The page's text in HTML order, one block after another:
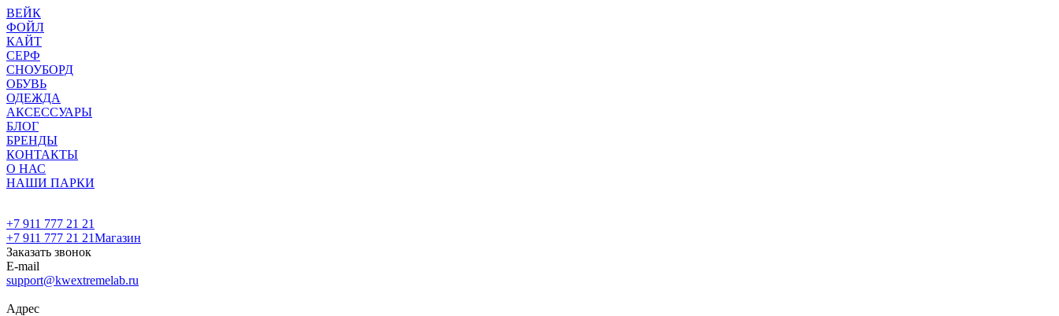
ВЕЙК
ФОЙЛ
КАЙТ
СЕРФ
СНОУБОРД
ОБУВЬ
ОДЕЖДА
АКСЕССУАРЫ
БЛОГ
БРЕНДЫ
КОНТАКТЫ
О НАС
НАШИ ПАРКИ
+7 911 777 21 21
+7 911 777 21 21Магазин
Заказать звонок
E-mail
support@kwextremelab.ru
Адрес